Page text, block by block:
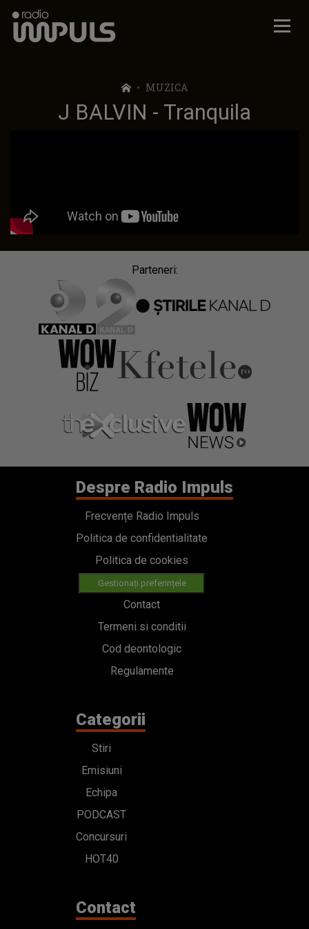
Radio Impuls
MUZICA
J BALVIN - Tranquila
Parteneri:
Despre Radio Impuls
Frecvențe Radio Impuls
Politica de confidentialitate
Politica de cookies
Gestionați preferințele
Contact
Termeni si conditii
Cod deontologic
Regulamente
Categorii
Stiri
Emisiuni
Echipa
PODCAST
Concursuri
HOT40
Contact